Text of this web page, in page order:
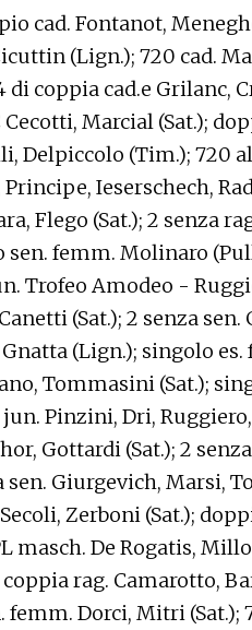
cad. Fontanot,
(Lign.); 720 cad.
di coppia cad.e Grilanc,
Marcial (Sat.);
Delpiccolo (Tim.); 720
Ieserschech,
Flego (Sat.); 2 senza
sen. femm. Molinaro
Trofeo Amodeo -
(Sat.); 2 senza
(Lign.); singolo
Tommasini (Sat.);
jun. Pinzini, Dri,
Gottardi (Sat.); 2
sen. Giurgevich, Marsi,
Zerboni (Sat.);
masch. De Rogatis,
coppia rag. Camarotto,
Dorci, Mitri (Sat.);